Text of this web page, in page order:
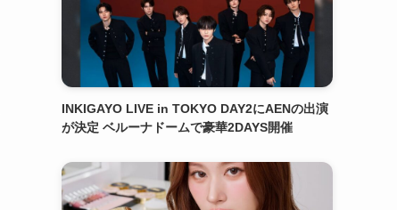
INKIGAYO LIVE in TOKYO DAY2にAENの出演
が決定 ベルーナドームで豪華2DAYS開催